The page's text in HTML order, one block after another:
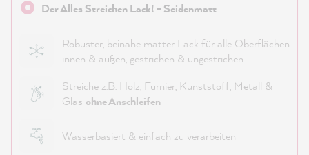
Der Alles Streichen Lack! - Seidenmatt
Robuster, beinahe matter Lack für alle Oberflächen
innen & außen, gestrichen & ungestrichen
Streiche z.B. Holz, Furnier, Kunststoff, Metall &
Glas ohne Anschleifen
Wasserbasiert & einfach zu verarbeiten